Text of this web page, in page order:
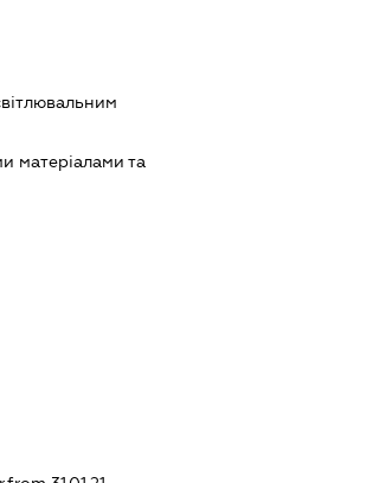
матеріалами та